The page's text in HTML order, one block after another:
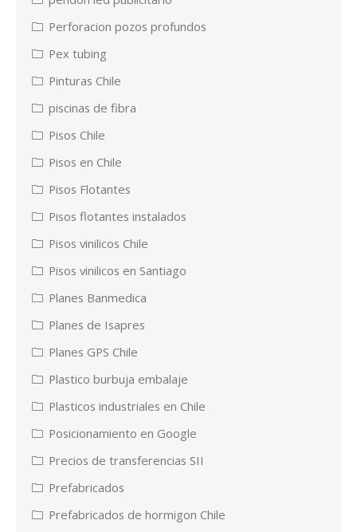
Perforacion pozos profundos
Pex tubing
Pinturas Chile
piscinas de fibra
Pisos Chile
Pisos en Chile
Pisos Flotantes
Pisos flotantes instalados
Pisos vinilicos Chile
Pisos vinilicos en Santiago
Planes Banmedica
Planes de Isapres
Planes GPS Chile
Plastico burbuja embalaje
Plasticos industriales en Chile
Posicionamiento en Google
Precios de transferencias SII
Prefabricados
Prefabricados de hormigon Chile